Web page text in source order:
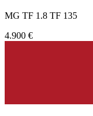
MG TF 1.8 TF 135
4.900 €